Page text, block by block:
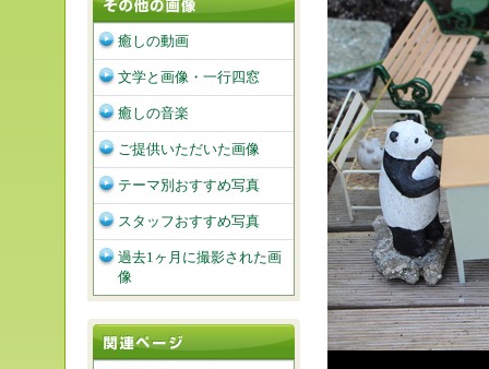
癒しの動画
文学と画像・一行四窓
癒しの音楽
ご提供いただいた画像
テーマ別おすすめ写真
スタッフおすすめ写真
過去1ヶ月に撮影された画
像